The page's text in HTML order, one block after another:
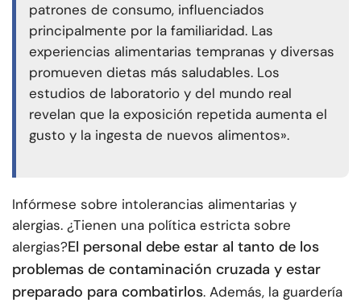
patrones de consumo, influenciados
principalmente por la familiaridad. Las
experiencias alimentarias tempranas y diversas
promueven dietas más saludables. Los
estudios de laboratorio y del mundo real
revelan que la exposición repetida aumenta el
gusto y la ingesta de nuevos alimentos».
Infórmese sobre intolerancias alimentarias y
alergias. ¿Tienen una política estricta sobre
alergias?El personal debe estar al tanto de los
problemas de contaminación cruzada y estar
preparado para combatirlos. Además, la guardería